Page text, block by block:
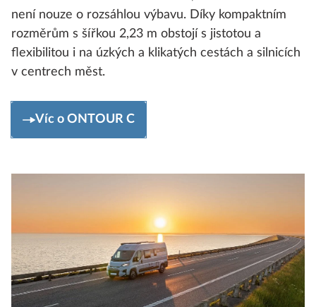
není nouze o rozsáhlou výbavu. Díky kompaktním
rozměrům s šířkou 2,23 m obstojí s jistotou a
flexibilitou i na úzkých a klikatých cestách a silnicích
v centrech měst.
Víc o ONTOUR C